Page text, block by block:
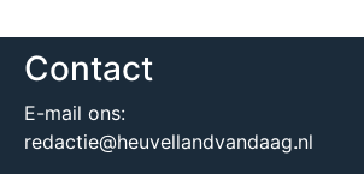
Contact
E-mail ons:
redactie@heuvellandvandaag.nl